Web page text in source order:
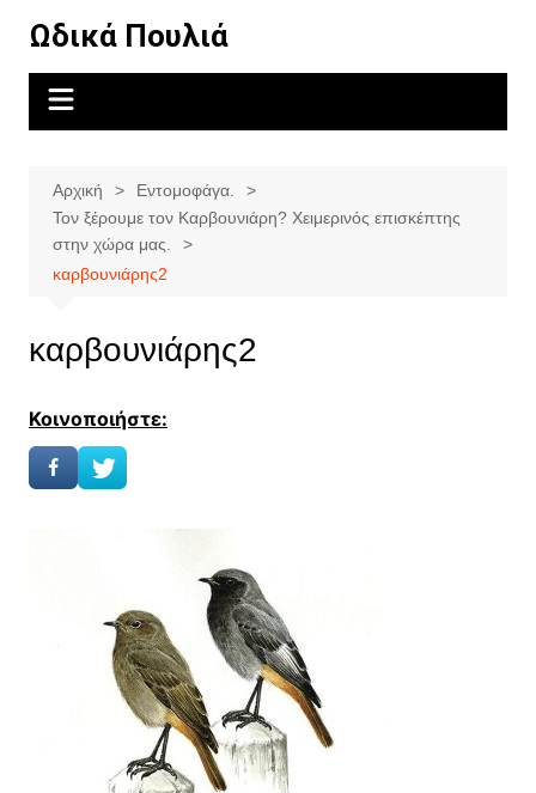
περιεχόμενο
Ωδικά Πουλιά
Αρχική
Εντομοφάγα.
Τον ξέρουμε τον Καρβουνιάρη? Χειμερινός επισκέπτης
στην χώρα μας.
καρβουνιάρης2
καρβουνιάρης2
Κοινοποιήστε: